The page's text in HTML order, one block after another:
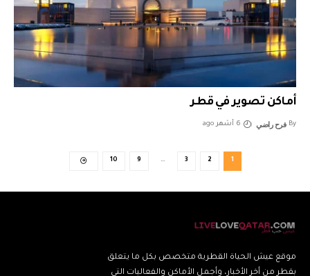
أماكن تصوير في قطر
By فرح راضي 6 أشهر ago
1
2
3
…
9
10
موقع عيش الحياة القطرية متخصص بكل ما يتعلق
بقطر من أخر الأخبار، وأجمل الأماكن والفعاليات التي